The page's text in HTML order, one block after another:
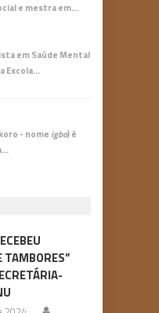
e mestra em…
em Saúde Mental
Escola…
- nome igbo) é
TAMBORES”